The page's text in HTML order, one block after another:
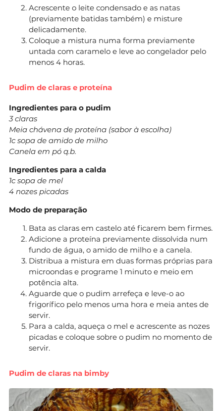
Acrescente o leite condensado e as natas
(previamente batidas também) e misture
delicadamente.
Coloque a mistura numa forma previamente
untada com caramelo e leve ao congelador pelo
menos 4 horas.
Pudim de claras e proteína
Ingredientes para o pudim
3 claras
Meia chávena de proteína (sabor à escolha)
1c sopa de amido de milho
Canela em pó q.b.
Ingredientes para a calda
1c sopa de mel
4 nozes picadas
Modo de preparação
Bata as claras em castelo até ficarem bem firmes.
Adicione a proteína previamente dissolvida num
fundo de água, o amido de milho e a canela.
Distribua a mistura em duas formas próprias para
microondas e programe 1 minuto e meio em
potência alta.
Aguarde que o pudim arrefeça e leve-o ao
frigorífico pelo menos uma hora e meia antes de
servir.
Para a calda, aqueça o mel e acrescente as nozes
picadas e coloque sobre o pudim no momento de
servir.
Pudim de claras na bimby